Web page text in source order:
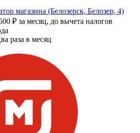
магазина (Белозерск, Белозер, 4)
₽ за месяц, до вычета налогов
раза в месяц